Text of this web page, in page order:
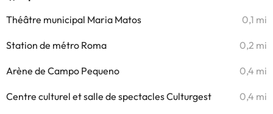
Théâtre municipal Maria Matos 0,1 mi
Station de métro Roma 0,2 mi
Arène de Campo Pequeno 0,4 mi
Centre culturel et salle de spectacles Culturgest 0,4 mi